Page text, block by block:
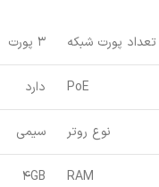
تعداد پورت شبکه 3 پورت
PoE دارد
نوع روتر سیمی
RAM
4GB